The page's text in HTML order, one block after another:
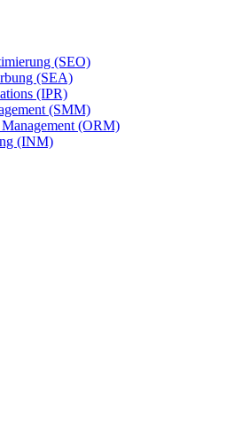
(SEO)
(SEA)
(IPR)
(SMM)
(ORM)
(INM)